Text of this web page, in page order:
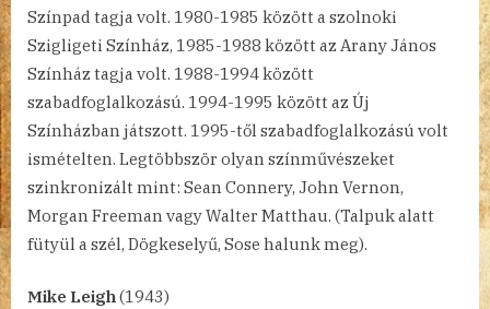
Színpad tagja volt. 1980-1985 között a szolnoki
Szigligeti Színház, 1985-1988 között az Arany János
Színház tagja volt. 1988-1994 között
szabadfoglalkozású. 1994-1995 között az Új
Színházban játszott. 1995-től szabadfoglalkozású volt
ismételten. Legtöbbször olyan színművészeket
szinkronizált mint: Sean Connery, John Vernon,
Morgan Freeman vagy Walter Matthau. (Talpuk alatt
fütyül a szél, Dögkeselyű, Sose halunk meg).
Mike Leigh(1943)